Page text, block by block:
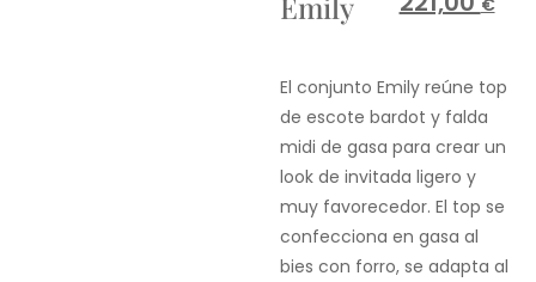
El conjunto Emily reúne top
de escote bardot y falda
midi de gasa para crear un
look de invitada ligero y
muy favorecedor. El top se
confecciona en gasa al
bies con forro, se adapta al